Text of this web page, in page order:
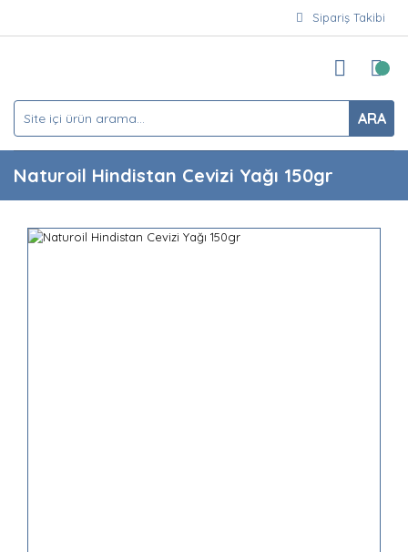
Sipariş Takibi
ARA
Naturoil Hindistan Cevizi Yağı 150gr